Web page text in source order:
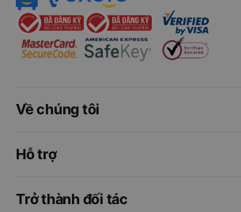
Về chúng tôi
Hỗ trợ
Trở thành đối tác